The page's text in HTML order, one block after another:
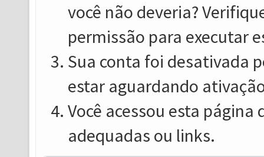
você não deveria?
permissão para executar
Sua conta foi desativada
estar aguardando
Você acessou esta
adequadas ou links.